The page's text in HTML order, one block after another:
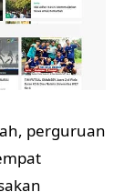
perguruan